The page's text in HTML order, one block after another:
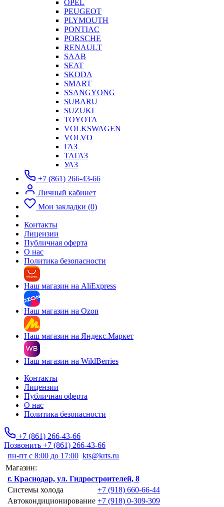
OPEL
PEUGEOT
PLYMOUTH
PONTIAC
PORSCHE
RENAULT
SAAB
SEAT
SKODA
SMART
SSANGYONG
SUBARU
SUZUKI
TOYOTA
VOLKSWAGEN
VOLVO
ГАЗ
ТАГАЗ
УАЗ
+7 (861) 266-43-66
Личный кабинет
Мои закладки (0)
Контакты
Лицензии
Публичная оферта
О нас
Политика безопасности
Наш магазин на AliExpress
Наш магазин на Ozon
Наш магазин на Яндекс.Маркет
Наш магазин на WildBerries
Контакты
Лицензии
Публичная оферта
О нас
Политика безопасности
+7 (861) 266-43-66
Позвонить +7 (861) 266-43-66
пн-пт с 8:00 до 17:00 kts@krts.ru
Магазин:
г. Краснодар, ул. Гидростроителей, 8
Системы холода
+7 (918) 660-66-44
Автокондиционирование +7 (918) 0-309-309